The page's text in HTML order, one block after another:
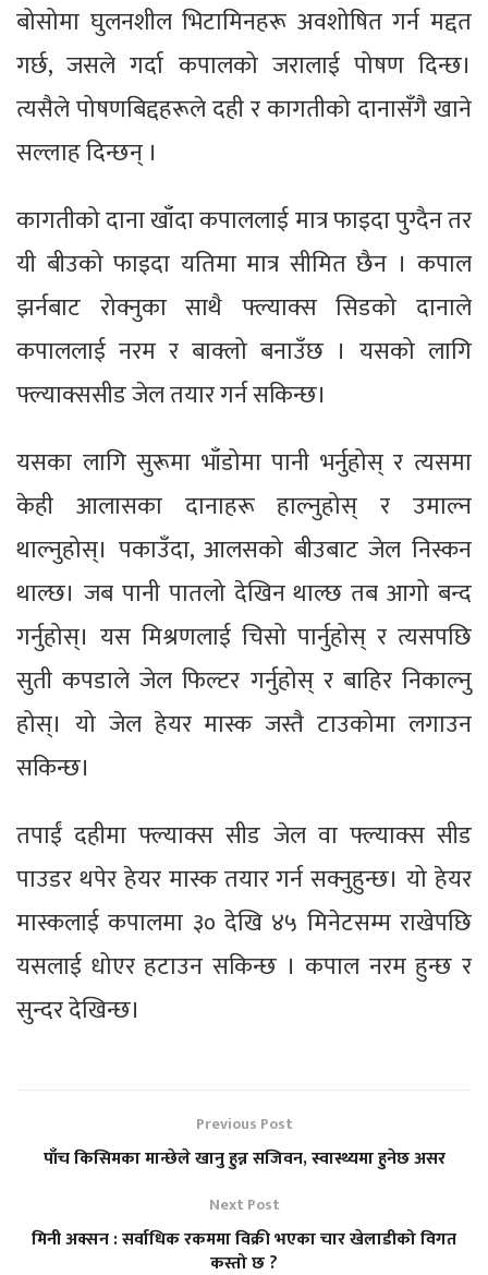
बोसोमा घुलनशील भिटामिनहरू अवशोषित गर्न मद्दत
गर्छ, जसले गर्दा कपालको जरालाई पोषण दिन्छ।
त्यसैले पोषणबिद्दहरूले दही र कागतीको दानासँगै खाने
सल्लाह दिन्छन् ।
कागतीको दाना खाँदा कपाललाई मात्र फाइदा पुग्दैन तर
यी बीउको फाइदा यतिमा मात्र सीमित छैन । कपाल
झर्नबाट रोक्नुका साथै फ्ल्याक्स सिडको दानाले
कपाललाई नरम र बाक्लो बनाउँछ । यसको लागि
फ्ल्याक्ससीड जेल तयार गर्न सकिन्छ।
यसका लागि सुरूमा भाँडोमा पानी भर्नुहोस् र त्यसमा
केही आलासका दानाहरू हाल्नुहोस् र उमाल्न
थाल्नुहोस्। पकाउँदा, आलसको बीउबाट जेल निस्कन
थाल्छ। जब पानी पातलो देखिन थाल्छ तब आगो बन्द
गर्नुहोस्। यस मिश्रणलाई चिसो पार्नुहोस् र त्यसपछि
सुती कपडाले जेल फिल्टर गर्नुहोस् र बाहिर निकाल्नु
होस्। यो जेल हेयर मास्क जस्तै टाउकोमा लगाउन
सकिन्छ।
तपाईं दहीमा फ्ल्याक्स सीड जेल वा फ्ल्याक्स सीड
पाउडर थपेर हेयर मास्क तयार गर्न सक्नुहुन्छ। यो हेयर
मास्कलाई कपालमा ३० देखि ४५ मिनेटसम्म राखेपछि
यसलाई धोएर हटाउन सकिन्छ । कपाल नरम हुन्छ र
सुन्दर देखिन्छ।
Previous Post
पाँच किसिमका मान्छेले खानु हुन्न सजिवन, स्वास्थ्यमा हुनेछ असर
Next Post
मिनी अक्सन : सर्वाधिक रकममा विक्री भएका चार खेलाडीको विगत
कस्तो छ ?